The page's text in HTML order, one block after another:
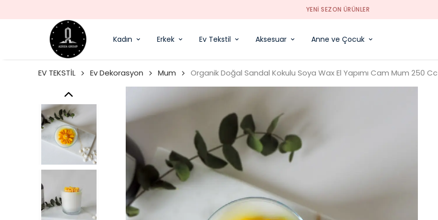
YENI SEZON ÜRÜNLER
Kadın Erkek Ev Tekstil Aksesuar Anne ve Çocuk
EV TEKSTİL Ev Dekorasyon Mum Organik Doğal Sandal Kokulu Soya Wax El Yapımı Cam Mum 250 Cc